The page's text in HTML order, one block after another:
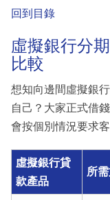
回到目錄
虛擬銀行分
比較
想知向邊間虛擬銀
自己？大家正式借
會按個別情況要求
虛擬銀行貸
款產品
所